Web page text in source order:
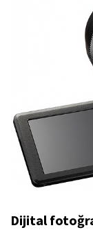
Dijital